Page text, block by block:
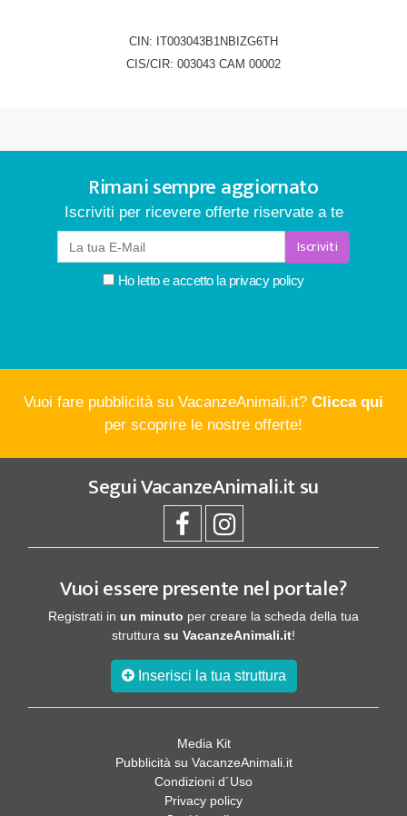
CIN: IT003043B1NBIZG6TH
CIS/CIR: 003043 CAM 00002
Rimani sempre aggiornato
Iscriviti per ricevere offerte riservate a te
Iscriviti
Ho letto e accetto la privacy policy
Vuoi fare pubblicità su VacanzeAnimali.it? Clicca qui
per scoprire le nostre offerte!
SeguiVacanzeAnimali.itsu
Vuoi essere presente nel portale?
Registrati in un minuto per creare la scheda della tua
struttura su VacanzeAnimali.it!
Inserisci la tua struttura
Media Kit
Pubblicità su VacanzeAnimali.it
Condizioni d´Uso
Privacy policy